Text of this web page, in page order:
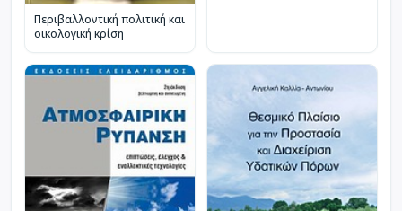
Περιβαλλοντική πολιτική και
οικολογική κρίση